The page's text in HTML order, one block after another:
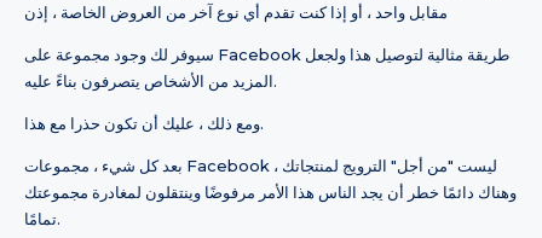
مقابل واحد ، أو إذا كنت تقدم أي نوع آخر من العروض الخاصة ، إذن
سيوفر لك وجود مجموعة على Facebook طريقة مثالية لتوصيل هذا ولجعل
المزيد من الأشخاص يتصرفون بناءً عليه.
ومع ذلك ، عليك أن تكون حذرا مع هذا.
بعد كل شيء ، مجموعات Facebook ليست "من أجل" الترويج لمنتجاتك ،
وهناك دائمًا خطر أن يجد الناس هذا الأمر مرفوضًا وينتقلون لمغادرة مجموعتك
تمامًا.